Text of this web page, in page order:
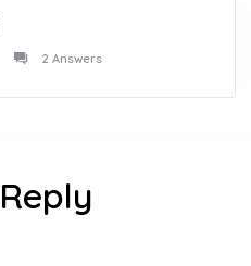
2 Answers